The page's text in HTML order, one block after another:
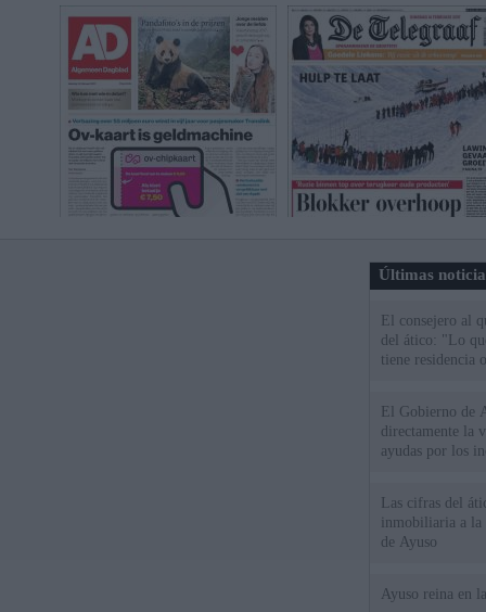
Últimas
El consejero al
del ático: "Lo
tiene residencia
El Gobierno de
directamente la
ayudas por los
Las cifras del
inmobiliaria a la
de Ayuso
Ayuso reina en